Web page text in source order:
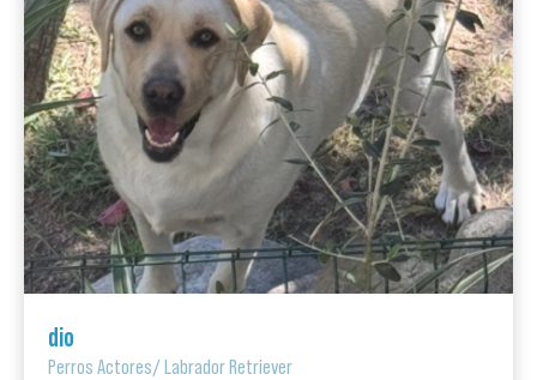
dio
Perros Actores/Labrador Retriever